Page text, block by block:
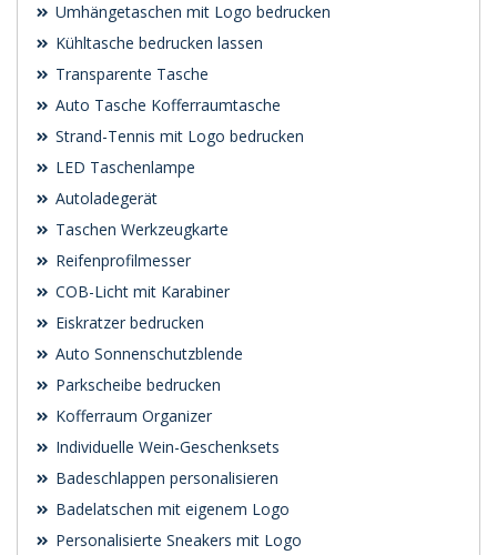
Umhängetaschen mit Logo bedrucken
Kühltasche bedrucken lassen
Transparente Tasche
Auto Tasche Kofferraumtasche
Strand-Tennis mit Logo bedrucken
LED Taschenlampe
Autoladegerät
Taschen Werkzeugkarte
Reifenprofilmesser
COB-Licht mit Karabiner
Eiskratzer bedrucken
Auto Sonnenschutzblende
Parkscheibe bedrucken
Kofferraum Organizer
Individuelle Wein-Geschenksets
Badeschlappen personalisieren
Badelatschen mit eigenem Logo
Personalisierte Sneakers mit Logo